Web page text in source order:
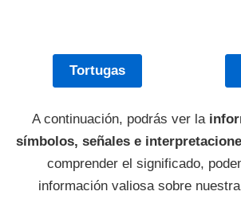
Tortugas
A continuación, podrás ver la
símbolos, señales e
comprender el significado,
información valiosa sobre